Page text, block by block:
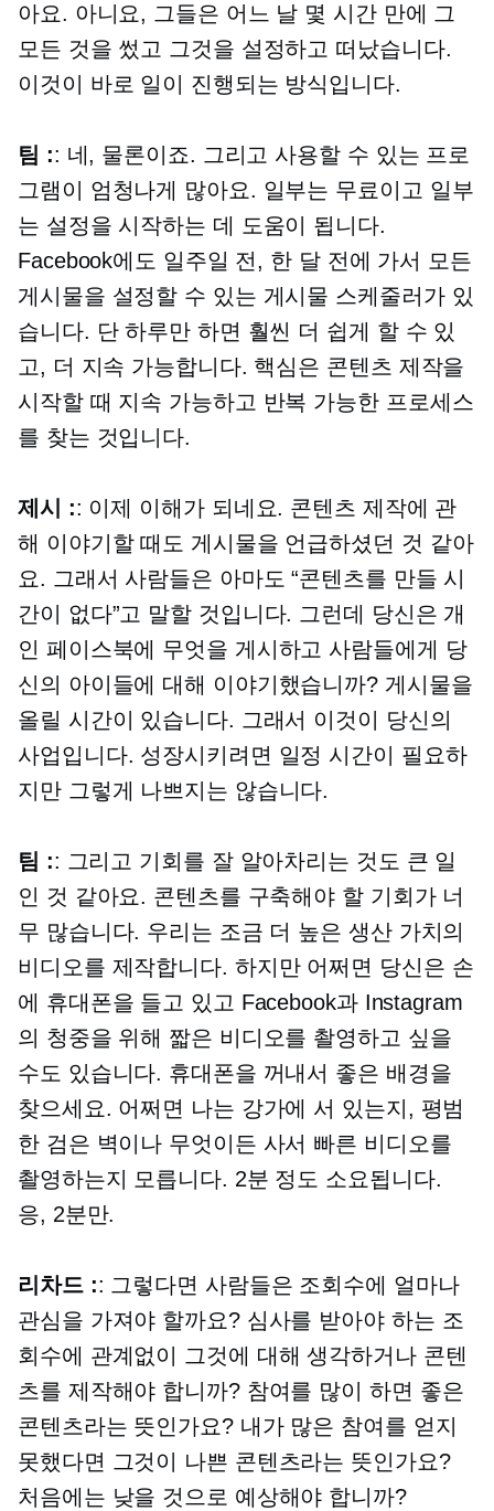
아요. 아니요, 그들은 어느 날 몇 시간 만에 그
모든 것을 썼고 그것을 설정하고 떠났습니다.
이것이 바로 일이 진행되는 방식입니다.
팀 :: 네, 물론이죠. 그리고 사용할 수 있는 프로
그램이 엄청나게 많아요. 일부는 무료이고 일부
는 설정을 시작하는 데 도움이 됩니다.
Facebook에도 일주일 전, 한 달 전에 가서 모든
게시물을 설정할 수 있는 게시물 스케줄러가 있
습니다. 단 하루만 하면 훨씬 더 쉽게 할 수 있
고, 더 지속 가능합니다. 핵심은 콘텐츠 제작을
시작할 때 지속 가능하고 반복 가능한 프로세스
를 찾는 것입니다.
제시 :: 이제 이해가 되네요. 콘텐츠 제작에 관
해 이야기할 때도 게시물을 언급하셨던 것 같아
요. 그래서 사람들은 아마도 “콘텐츠를 만들 시
간이 없다”고 말할 것입니다. 그런데 당신은 개
인 페이스북에 무엇을 게시하고 사람들에게 당
신의 아이들에 대해 이야기했습니까? 게시물을
올릴 시간이 있습니다. 그래서 이것이 당신의
사업입니다. 성장시키려면 일정 시간이 필요하
지만 그렇게 나쁘지는 않습니다.
팀 :: 그리고 기회를 잘 알아차리는 것도 큰 일
인 것 같아요. 콘텐츠를 구축해야 할 기회가 너
무 많습니다. 우리는 조금 더 높은 생산 가치의
비디오를 제작합니다. 하지만 어쩌면 당신은 손
에 휴대폰을 들고 있고 Facebook과 Instagram
의 청중을 위해 짧은 비디오를 촬영하고 싶을
수도 있습니다. 휴대폰을 꺼내서 좋은 배경을
찾으세요. 어쩌면 나는 강가에 서 있는지, 평범
한 검은 벽이나 무엇이든 사서 빠른 비디오를
촬영하는지 모릅니다. 2분 정도 소요됩니다.
응, 2분만.
리차드 :: 그렇다면 사람들은 조회수에 얼마나
관심을 가져야 할까요? 심사를 받아야 하는 조
회수에 관계없이 그것에 대해 생각하거나 콘텐
츠를 제작해야 합니까? 참여를 많이 하면 좋은
콘텐츠라는 뜻인가요? 내가 많은 참여를 얻지
못했다면 그것이 나쁜 콘텐츠라는 뜻인가요?
처음에는 낮을 것으로 예상해야 합니까?